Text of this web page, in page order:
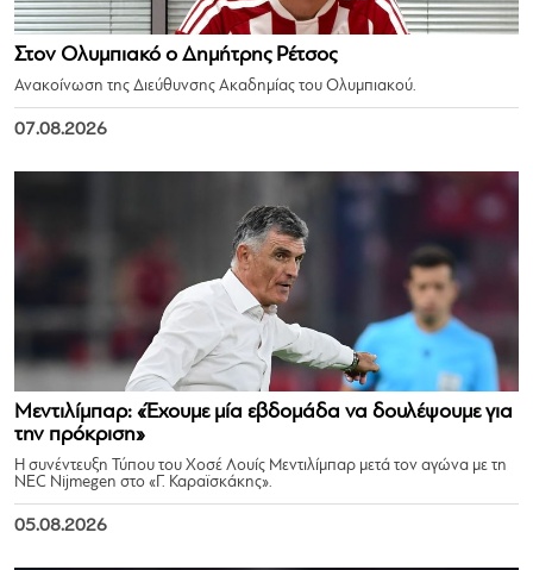
Στον Ολυμπιακό ο Δημήτρης Ρέτσος
Ανακοίνωση της Διεύθυνσης Ακαδημίας του Ολυμπιακού.
07.08.2026
Μεντιλίμπαρ: «Έχουμε μία εβδομάδα να δουλέψουμε για
την πρόκριση»
Η συνέντευξη Τύπου του Χοσέ Λουίς Μεντιλίμπαρ μετά τον αγώνα με τη
NEC Nijmegen στο «Γ. Καραϊσκάκης».
05.08.2026